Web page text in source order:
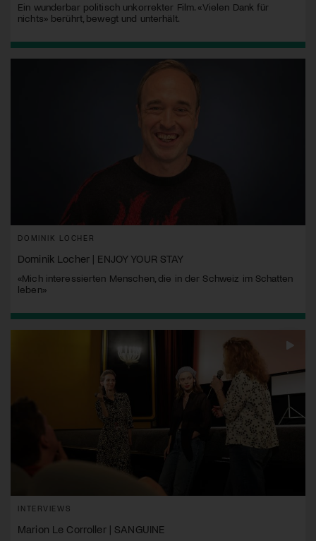
Ein wunderbar politisch unkorrekter Film. «Vielen Dank für
nichts» berührt, bewegt und unterhält.
DOMINIK LOCHER
Dominik Locher | ENJOY YOUR STAY
«Mich interessierten Menschen, die in der Schweiz im Schatten
leben»
INTERVIEWS
Marion Le Corroller | SANGUINE